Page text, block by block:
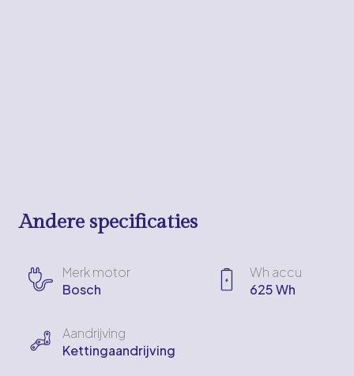
Andere specificaties
Merk motor
Bosch
Wh accu
625 Wh
Aandrijving
Kettingaandrijving